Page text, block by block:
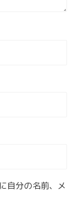
自分の名前、メ